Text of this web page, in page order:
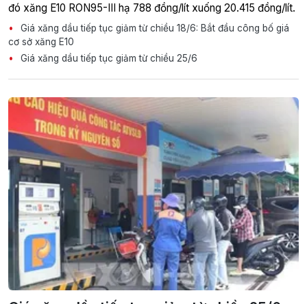
đó xăng E10 RON95-III hạ 788 đồng/lít xuống 20.415 đồng/lít.
Giá xăng dầu tiếp tục giảm từ chiều 18/6: Bắt đầu công bố giá
cơ sở xăng E10
Giá xăng dầu tiếp tục giảm từ chiều 25/6